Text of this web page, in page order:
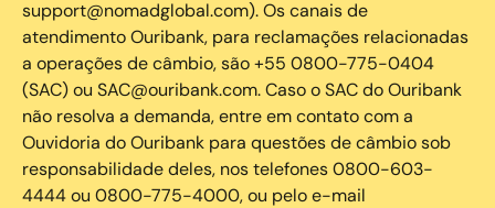
support@nomadglobal.com). Os canais de
atendimento Ouribank, para reclamações relacionadas
a operações de câmbio, são +55 0800-775-0404
(SAC) ou SAC@ouribank.com. Caso o SAC do Ouribank
não resolva a demanda, entre em contato com a
Ouvidoria do Ouribank para questões de câmbio sob
responsabilidade deles, nos telefones 0800-603-
4444 ou 0800-775-4000, ou pelo e-mail